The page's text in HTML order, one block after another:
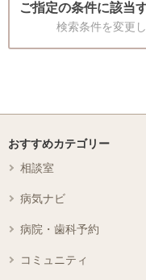
ご指定の条件に該当
検索条件を変更
おすすめカテゴリー
相談室
病気ナビ
病院・歯科予約
コミュニティ